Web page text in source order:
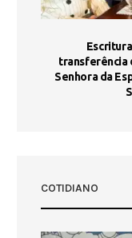
transferência
Senhora da
COTIDIANO